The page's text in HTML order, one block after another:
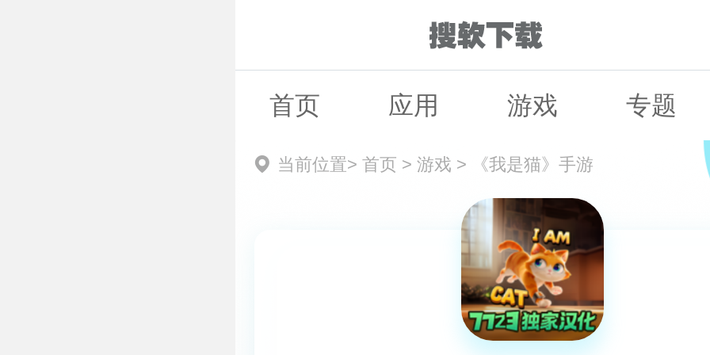
首页 应用 游戏 专题
当前位置> 首页 > 游戏 > 《我是猫》手游